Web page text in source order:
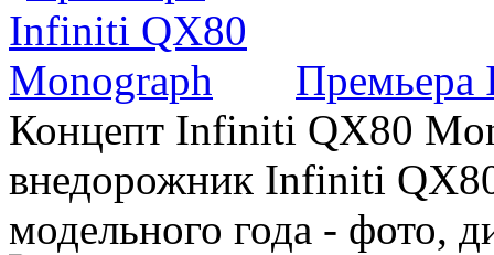
Премьера
Концепт Infiniti QX80
внедорожник Infiniti
модельного года - фото,